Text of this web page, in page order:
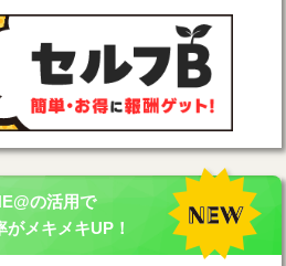
の活用で
がメキメキUP！